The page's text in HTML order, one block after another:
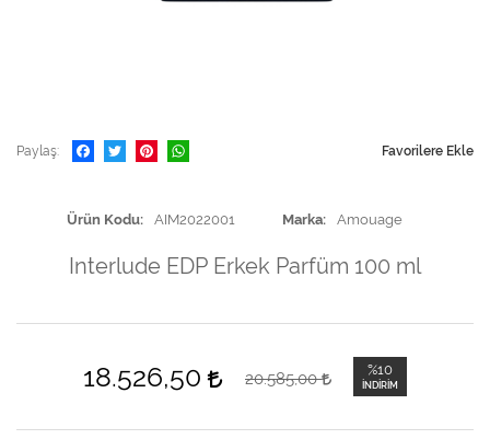
Paylaş Favorilere Ekle
Ürün Kodu AIM2022001 Marka Amouage
Interlude EDP Erkek Parfüm 100 ml
18.526,50 20.585,00 %10
İNDIRIM